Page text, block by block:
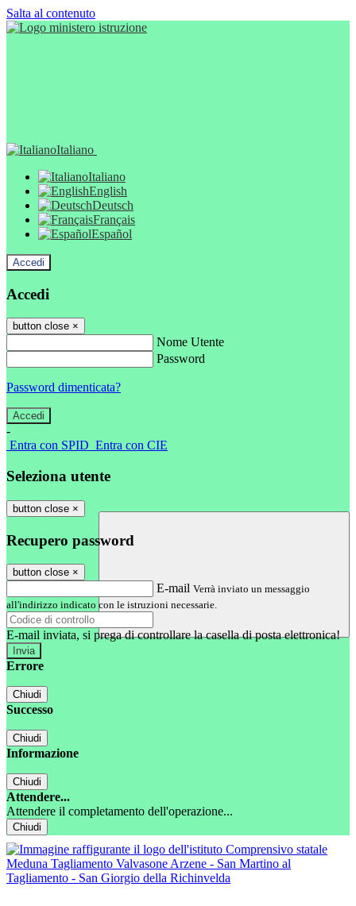
Salta al contenuto
Italiano
Italiano
English
Deutsch
Français
Español
Accedi
Accedi
button close ×
Nome Utente
Password
Password dimenticata?
-
Entra con SPID Entra con CIE
Seleziona utente
button close ×
Recupero password
button close ×
E-mail Verrà inviato un messaggio
all'indirizzo indicato con le istruzioni necessarie.
E-mail inviata, si prega di controllare la casella di posta elettronica!
Errore
Chiudi
Successo
Chiudi
Informazione
Chiudi
Attendere...
Attendere il completamento dell'operazione...
Chiudi